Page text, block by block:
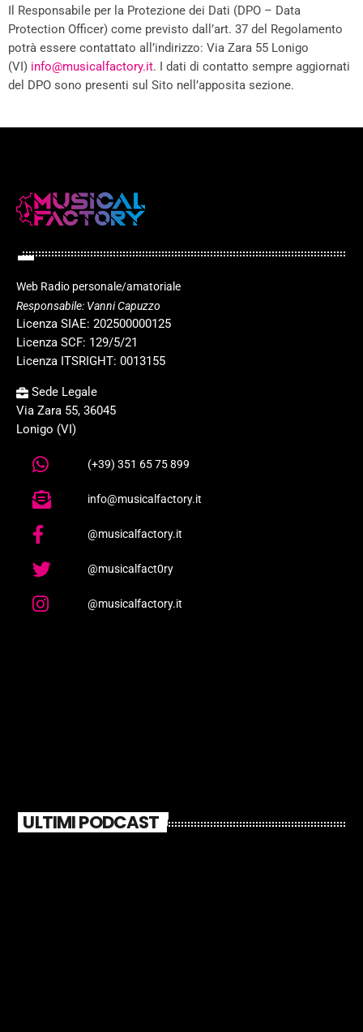
Il Responsabile per la Protezione dei Dati (DPO – Data
Protection Officer) come previsto dall’art. 37 del Regolamento
potrà essere contattato all’indirizzo: Via Zara 55 Lonigo
(VI) info@musicalfactory.it. I dati di contatto sempre aggiornati
del DPO sono presenti sul Sito nell’apposita sezione.
Web Radio personale/amatoriale
Responsabile: Vanni Capuzzo
Licenza SIAE: 202500000125
Licenza SCF: 129/5/21
Licenza ITSRIGHT: 0013155
Sede Legale
Via Zara 55, 36045
Lonigo (VI)
(+39) 351 65 75 899
info@musicalfactory.it
@musicalfactory.it
@musicalfact0ry
@musicalfactory.it
ULTIMI PODCAST